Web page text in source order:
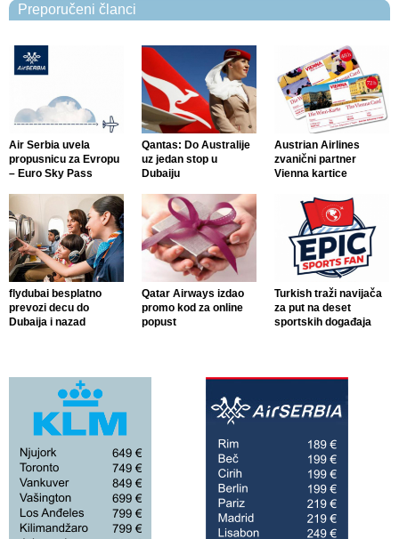
Preporučeni članci
Air Serbia uvela
propusnicu za Evropu
– Euro Sky Pass
Qantas: Do Australije
uz jedan stop u
Dubaiju
Austrian Airlines
zvanični partner
Vienna kartice
flydubai besplatno
prevozi decu do
Dubaija i nazad
Qatar Airways izdao
promo kod za online
popust
Turkish traži navijača
za put na deset
sportskih događaja